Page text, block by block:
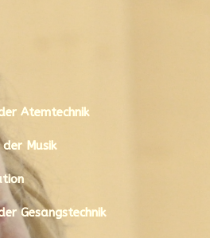
Atemtechnik
Musik
Gesangstechnik